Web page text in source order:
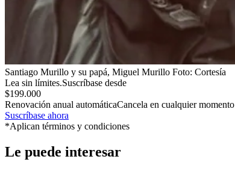
Santiago Murillo y su papá, Miguel Murillo Foto: Cortesía
Lea sin límites.Suscríbase desde
$199.000
Renovación anual automáticaCancela en cualquier momento
Suscríbase ahora
*Aplican términos y condiciones
Le puede interesar